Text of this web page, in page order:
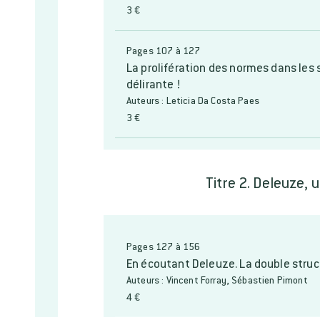
3 €
Pages 107 à 127
La prolifération des normes dans
délirante !
Auteurs : Leticia Da Costa Paes
3 €
Titre 2. Deleuze,
Pages 127 à 156
En écoutant Deleuze. La double
Auteurs : Vincent Forray, Sébastien Pimont
4 €